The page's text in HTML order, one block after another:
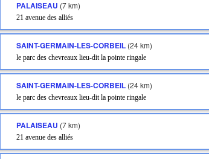
PALAISEAU (7 km)
21 avenue des alliés
SAINT-GERMAIN-LES-CORBEIL(24 km)
le parc des chevreaux lieu-dit la pointe ringale
SAINT-GERMAIN-LES-CORBEIL(24 km)
le parc des chevreaux lieu-dit la pointe ringale
PALAISEAU (7 km)
21 avenue des alliés